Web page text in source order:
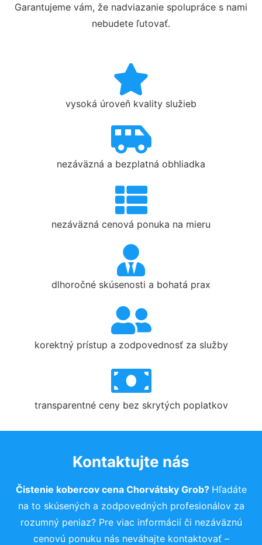
Garantujeme vám, že nadviazanie spolupráce s nami
nebudete ľutovať.
vysoká úroveň kvality služieb
nezáväzná a bezplatná obhliadka
nezáväzná cenová ponuka na mieru
dlhoročné skúsenosti a bohatá prax
korektný prístup a zodpovednosť za služby
transparentné ceny bez skrytých poplatkov
Kontaktujte nás
Čistenie kobercov cena Chorvátsky Grob? Hľadáte
na to skúsených a zodpovedných profesionálov za
rozumný peniaz? Pre viac informácií či nezáväznú
cenovú ponuku nás neváhajte kontaktovať –